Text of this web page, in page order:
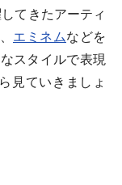
てきたアーティ
、 エミネムなどを
スタイルで表現
見ていきましょ